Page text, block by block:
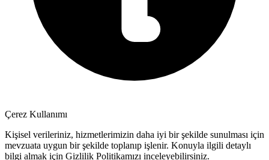
Çerez Kullanımı
Kişisel verileriniz, hizmetlerimizin daha iyi bir şekilde sunulması için
mevzuata uygun bir şekilde toplanıp işlenir. Konuyla ilgili detaylı
bilgi almak için Gizlilik Politikamızı inceleyebilirsiniz.